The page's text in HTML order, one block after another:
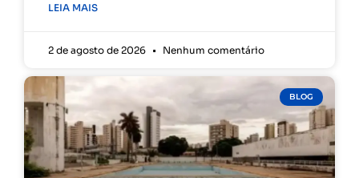
LEIA MAIS
2 de agosto de 2026 Nenhum comentário
BLOG